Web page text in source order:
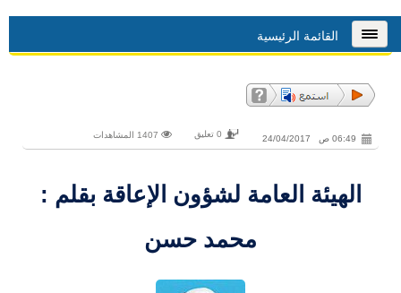
القائمة الرئيسية
06:49 ص 24/04/2017 0 تعليق
الهيئة العامة لشؤون الإعاقة بقلم :
محمد حسن